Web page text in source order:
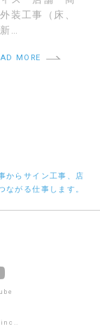
装工事（床、
…
MORE
からサイン工事、店
ながる仕事します。